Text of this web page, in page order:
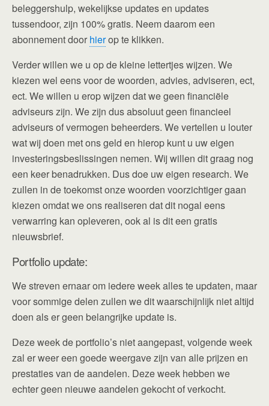
beleggershulp, wekelijkse updates en updates
tussendoor, zijn 100% gratis. Neem daarom een
abonnement door hierop te klikken.
Verder willen we u op de kleine lettertjes wijzen. We
kiezen wel eens voor de woorden, advies, adviseren, ect,
ect. We willen u erop wijzen dat we geen financiële
adviseurs zijn. We zijn dus absoluut geen financieel
adviseurs of vermogen beheerders. We vertellen u louter
wat wij doen met ons geld en hierop kunt u uw eigen
investeringsbeslissingen nemen. Wij willen dit graag nog
een keer benadrukken. Dus doe uw eigen research. We
zullen in de toekomst onze woorden voorzichtiger gaan
kiezen omdat we ons realiseren dat dit nogal eens
verwarring kan opleveren, ook al is dit een gratis
nieuwsbrief.
Portfolio update:
We streven ernaar om iedere week alles te updaten, maar
voor sommige delen zullen we dit waarschijnlijk niet altijd
doen als er geen belangrijke update is.
Deze week de portfolio’s niet aangepast, volgende week
zal er weer een goede weergave zijn van alle prijzen en
prestaties van de aandelen. Deze week hebben we
echter geen nieuwe aandelen gekocht of verkocht.